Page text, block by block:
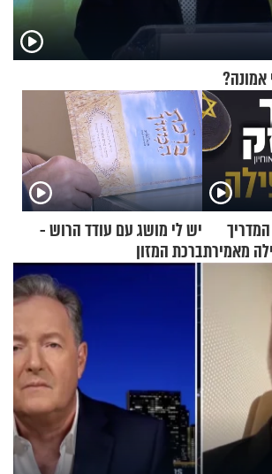
אמונה?
מאמירת
שמע
יש לי מושג עם עודד הרוש -
ברכת המזון